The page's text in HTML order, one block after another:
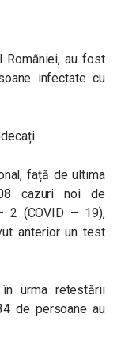
României, au fost
infectate cu
față de ultima
cazuri noi de
2 (COVID – 19),
anterior un test
urma retestării
de persoane au